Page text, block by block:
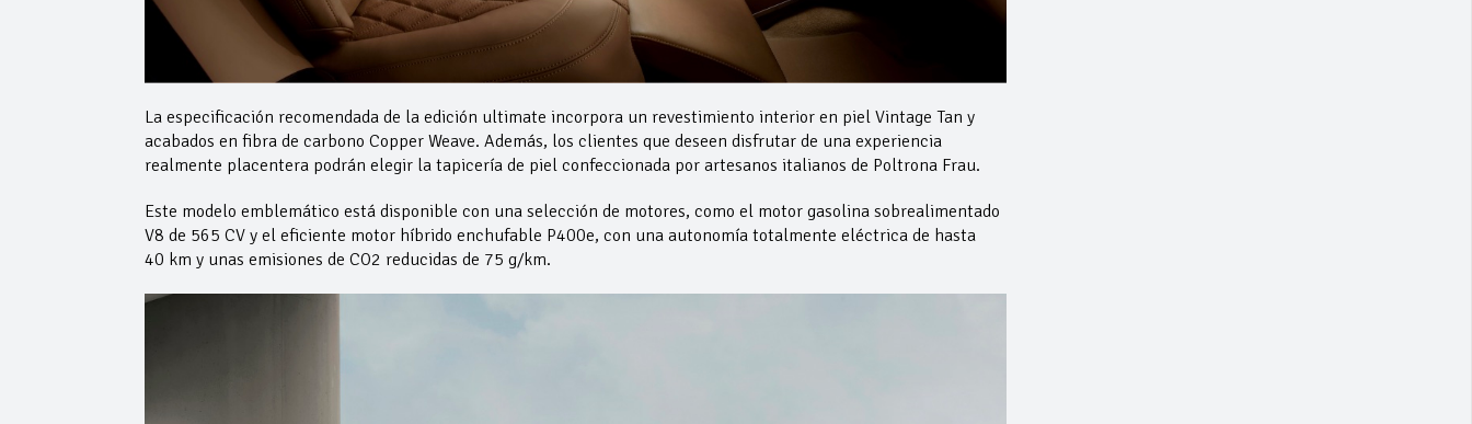
La especificación recomendada de la edición ultimate incorpora un revestimiento interior en piel Vintage Tan y
acabados en fibra de carbono Copper Weave. Además, los clientes que deseen disfrutar de una experiencia
realmente placentera podrán elegir la tapicería de piel confeccionada por artesanos italianos de Poltrona Frau.
Este modelo emblemático está disponible con una selección de motores, como el motor gasolina sobrealimentado
V8 de 565 CV y el eficiente motor híbrido enchufable P400e, con una autonomía totalmente eléctrica de hasta
40 km y unas emisiones de CO2 reducidas de 75 g/km.